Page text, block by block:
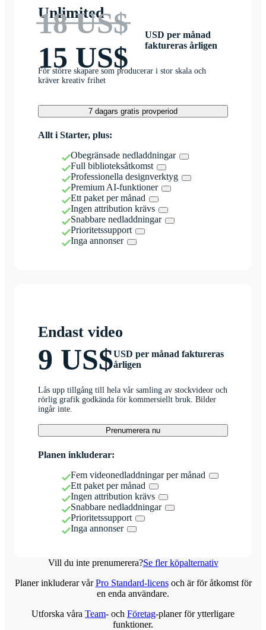
Unlimited
18 US$
15 US$
USD per månad
faktureras årligen
För större skapare som producerar i stor skala och
kräver kreativ frihet
7 dagars gratis provperiod
Allt i Starter, plus:
Obegränsade nedladdningar
Full biblioteksåtkomst
Professionella designverktyg
Premium AI-funktioner
Ett paket per månad
Ingen attribution krävs
Snabbare nedladdningar
Prioritetssupport
Inga annonser
Endast video
9 US$USD per månad faktureras
årligen
Lås upp tillgång till hela vår samling av stockvideor och
rörlig grafik godkända för kommersiellt bruk. Bilder
ingår inte.
Prenumerera nu
Planen inkluderar:
Fem videonedladdningar per månad
Ett paket per månad
Ingen attribution krävs
Snabbare nedladdningar
Prioritetssupport
Inga annonser
Vill du inte prenumerera?Se fler köpalternativ
Planer inkluderar vårPro Standard-licensoch är för åtkomst för
en enda användare.
Utforska våra Team- och Företag-planer för ytterligare
funktioner.